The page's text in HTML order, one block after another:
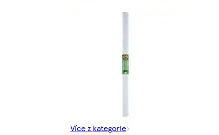
Více z kategorie